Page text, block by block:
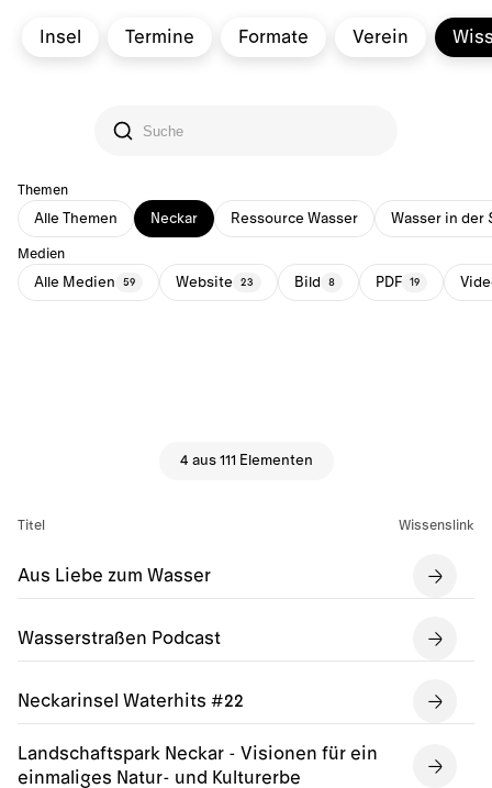
Insel Termine Formate Verein
Themen
Alle Themen Neckar Ressource Wasser Wasser in der
Medien
Alle Medien 59 Website 23 Bild 8 PDF 19
4 aus 111 Elementen
Titel Wissenslink
Aus Liebe zum Wasser
Wasserstraßen Podcast
Neckarinsel Waterhits #22
Landschaftspark Neckar - Visionen für ein
einmaliges Natur- und Kulturerbe